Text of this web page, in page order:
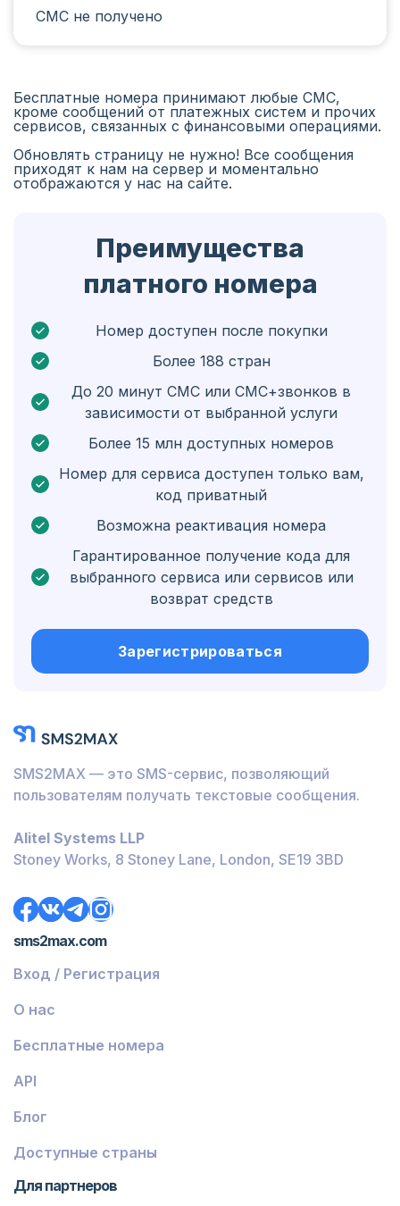
Иран
Чехия
Гвинея
Эфиопия
Кюрасао
Ангола
Кипр
Болгария
Венгрия
Боливия
Гватемала
Куба
Барбадос
Бурунди
Белиз
Гренада
Грузия
Греция
Гвинея-Бисау
Гваделупа
Французская Гвиана
СМС не получено
Бесплатные номера принимают любые СМС,
кроме сообщений от платежных систем и прочих
сервисов, связанных с финансовыми операциями.
Обновлять страницу не нужно! Все сообщения
приходят к нам на сервер и моментально
отображаются у нас на сайте.
Преимущества
платного номера
Номер доступен после покупки
Более 188 стран
До 20 минут СМС или СМС+звонков в
зависимости от выбранной услуги
Более 15 млн доступных номеров
Номер для сервиса доступен только вам,
код приватный
Возможна реактивация номера
Гарантированное получение кода для
выбранного сервиса или сервисов или
возврат средств
Зарегистрироваться
SMS2MAX — это SMS-сервис, позволяющий
пользователям получать текстовые сообщения.
Alitel Systems LLP
Stoney Works, 8 Stoney Lane, London, SE19 3BD
sms2max.com
Вход / Регистрация
О нас
Бесплатные номера
API
Блог
Доступные страны
Для партнеров